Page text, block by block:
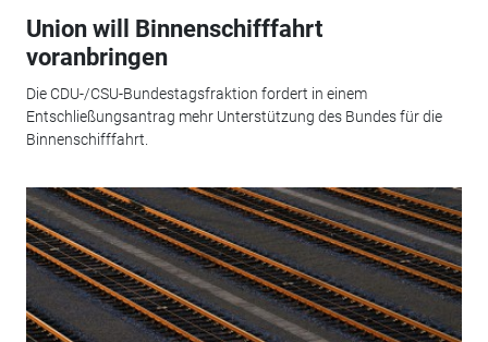
Union will Binnenschifffahrt
voranbringen
Die CDU-/CSU-Bundestagsfraktion fordert in einem
Entschließungsantrag mehr Unterstützung des Bundes für die
Binnenschifffahrt.